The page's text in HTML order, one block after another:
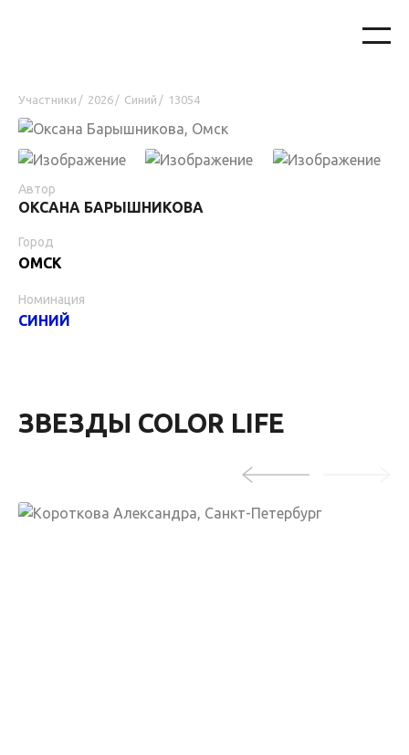
Участники / 2026 / Синий / 13054
Автор
ОКСАНА БАРЫШНИКОВА
Город
ОМСК
Номинация
СИНИЙ
ЗВЕЗДЫ COLOR LIFE